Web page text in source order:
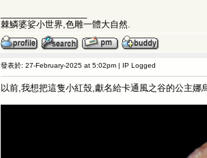
棘鱗婆娑小世界,色雕一體大自然.
發表於: 27-February-2025 at 5:02pm | IP Logged
以前,我想把這隻小紅殼,獻名給卡通風之谷的公主娜